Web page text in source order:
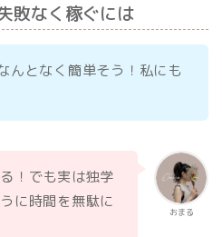
敗なく稼ぐには
んとなく簡単そう！私にも
おまる
！でも実は独学
に時間を無駄に